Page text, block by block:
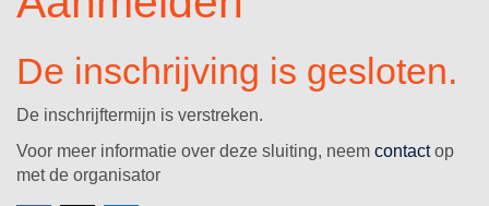
De inschrijving is gesloten.
De inschrijftermijn is verstreken.
Voor meer informatie over deze sluiting, neem contactop
met de organisator